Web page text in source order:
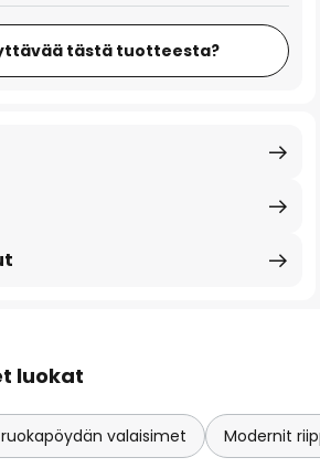
tästä tuotteesta?
luokat
valaisimet Modernit